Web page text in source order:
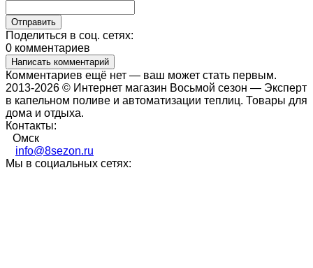
Поделиться в соц. сетях:
0 комментариев
Написать комментарий
Комментариев ещё нет — ваш может стать первым.
2013-2026 © Интернет магазин Восьмой сезон — Эксперт
в капельном поливе и автоматизации теплиц. Товары для
дома и отдыха.
Контакты:
Омск
info@8sezon.ru
Мы в социальных сетях: